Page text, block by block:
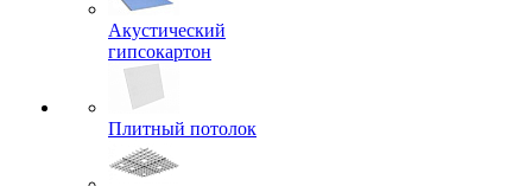
Акустический
гипсокартон
Плитный потолок